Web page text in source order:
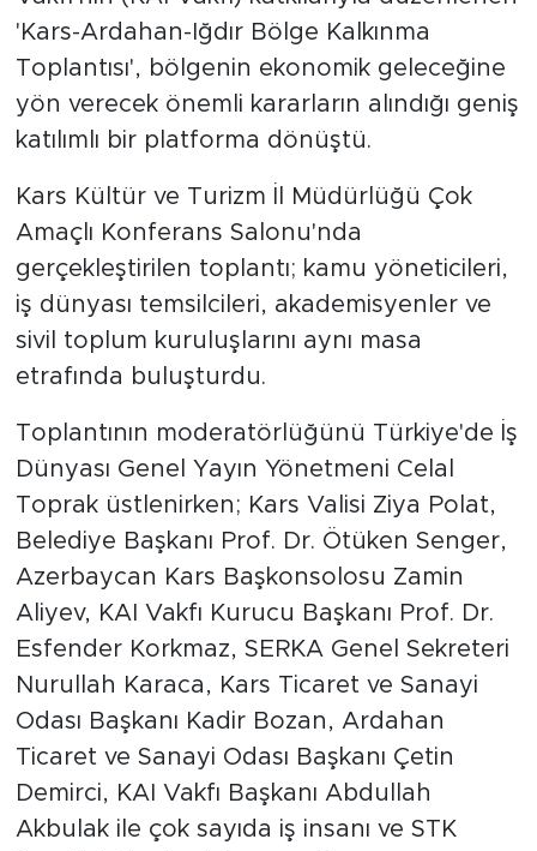
'Kars-Ardahan-Iğdır Bölge Kalkınma
Toplantısı', bölgenin ekonomik geleceğine
yön verecek önemli kararların alındığı geniş
katılımlı bir platforma dönüştü.
Kars Kültür ve Turizm İl Müdürlüğü Çok
Amaçlı Konferans Salonu'nda
gerçekleştirilen toplantı; kamu yöneticileri,
iş dünyası temsilcileri, akademisyenler ve
sivil toplum kuruluşlarını aynı masa
etrafında buluşturdu.
Toplantının moderatörlüğünü Türkiye'de İş
Dünyası Genel Yayın Yönetmeni Celal
Toprak üstlenirken; Kars Valisi Ziya Polat,
Belediye Başkanı Prof. Dr. Ötüken Senger,
Azerbaycan Kars Başkonsolosu Zamin
Aliyev, KAI Vakfı Kurucu Başkanı Prof. Dr.
Esfender Korkmaz, SERKA Genel Sekreteri
Nurullah Karaca, Kars Ticaret ve Sanayi
Odası Başkanı Kadir Bozan, Ardahan
Ticaret ve Sanayi Odası Başkanı Çetin
Demirci, KAI Vakfı Başkanı Abdullah
Akbulak ile çok sayıda iş insanı ve STK